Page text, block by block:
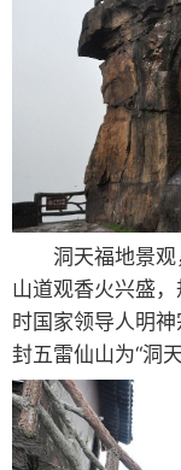
这是五雷山的
犹如一个天生的
点了，山上却有
秘，真不知道从